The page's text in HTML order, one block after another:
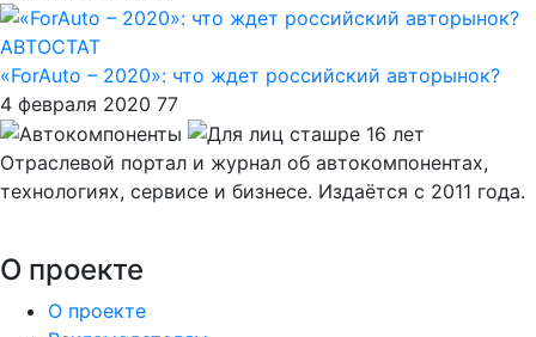
АВТОСТАТ
«ForAuto – 2020»: что ждет российский авторынок?
4 февраля 2020 77
Отраслевой портал и журнал об автокомпонентах,
технологиях, сервисе и бизнесе. Издаётся с 2011 года.
О проекте
О проекте